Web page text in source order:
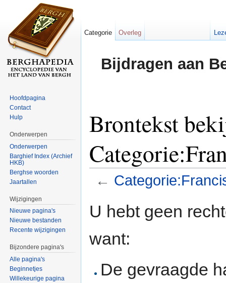
Bijdragen aan
Brontekst
←
U hebt geen
want:
De gevraagde
Categorie Overleg
Hoofdpagina
Contact
Hulp
Onderwerpen
Onderwerpen
Barghief Index (Archief
HKB)
Berghse woorden
Jaartallen
Wijzigingen
Nieuwe pagina's
Nieuwe bestanden
Recente wijzigingen
Bijzondere pagina's
Alle pagina's
Beginnetjes
Willekeurige pagina